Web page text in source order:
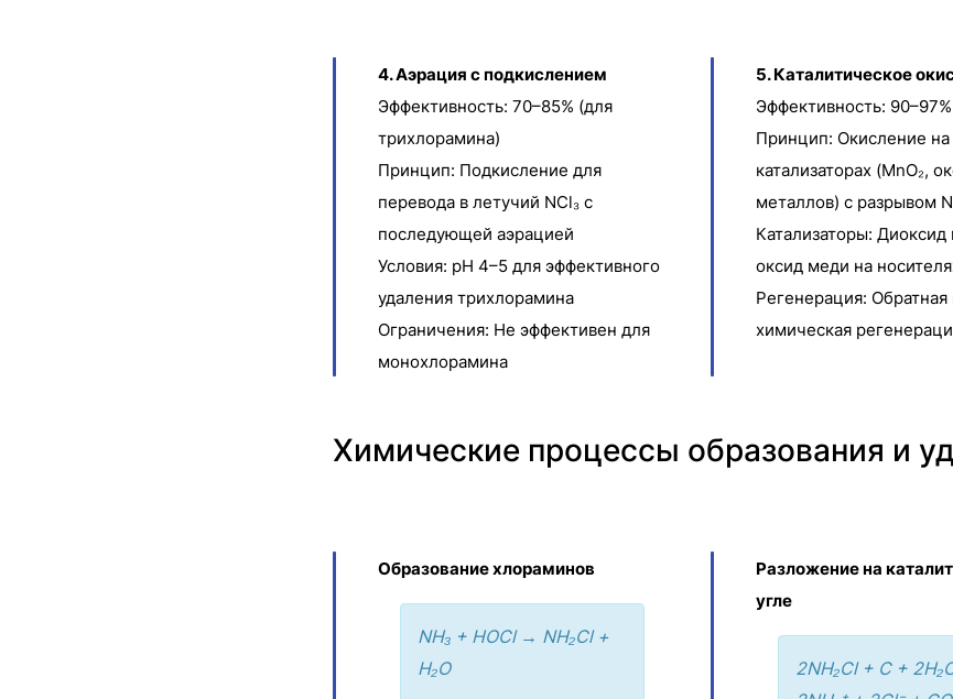
4. Аэрация с подкислением
Эффективность: 70–85% (для
трихлорамина)
Принцип: Подкисление для
перевода в летучий NCl₃ с
последующей аэрацией
Условия: pH 4–5 для эффективного
удаления трихлорамина
Ограничения: Не эффективен для
монохлорамина
5. Каталитическое
Эффективность: 90–97%
Принцип: Окисление на
катализаторах (MnO₂,
металлов) с разрывом
Катализаторы: Диоксид
оксид меди на
Регенерация:
химическая
Химические процессы образования и
Образование хлораминов
NH₃ + HOCl → NH₂Cl +
H₂O
Разложение на
угле
2NH₂Cl + C +